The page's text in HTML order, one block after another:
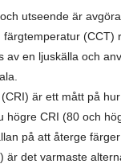
utseende är
(CCT)
av en ljuskälla och
är ett mått på
högre CRI (80 och
på att återge färger
är det varmaste